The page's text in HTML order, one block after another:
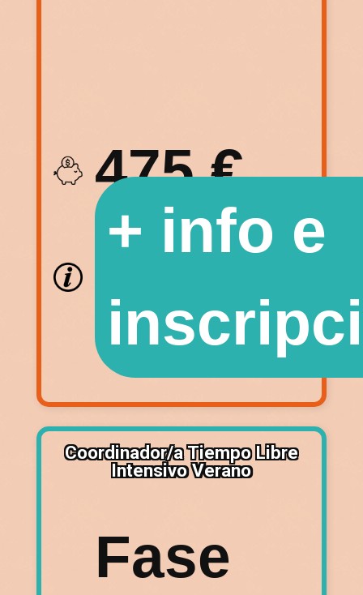
475 €.
+ info e
Coordinador/a Tiempo Libre
Intensivo Verano
Fase